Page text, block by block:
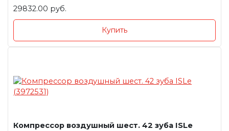
29832.00 руб.
Купить
Компрессор воздушный шест. 42 зуба ISLe